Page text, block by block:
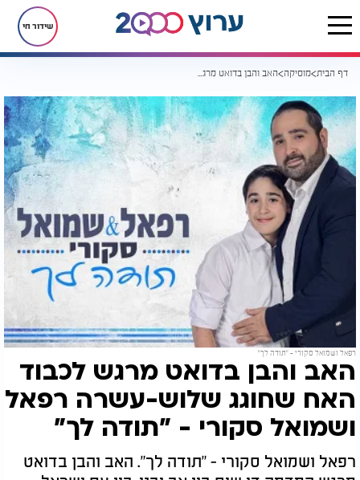
שידור חי
דף הבית מוסיקה האב והבן בדואט מרגש לכבוד האח שחוגג שלוש-עשרה רפאל ושמואל סקורי - "תודה לך"
רפאל ושמואל סקורי – "תודה לך"
האב והבן בדואט מרגש לכבוד
האח שחוגג שלוש-עשרה רפאל
ושמואל סקורי - "תודה לך"
רפאל ושמואל סקורי - "תודה לך". האב והבן בדואט